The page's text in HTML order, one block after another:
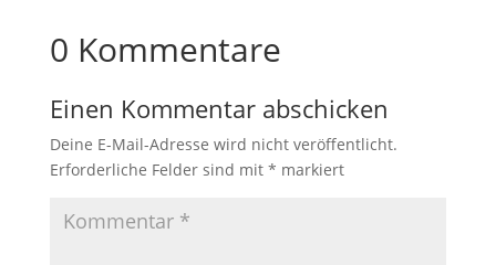
0 Kommentare
Einen Kommentar abschicken
Deine E-Mail-Adresse wird nicht veröffentlicht.
Erforderliche Felder sind mit * markiert